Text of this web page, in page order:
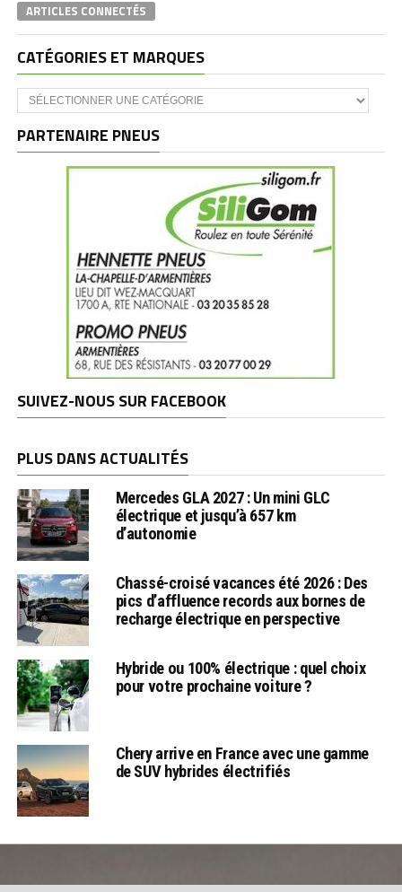
ARTICLES CONNECTÉS
CATÉGORIES ET MARQUES
Catégories
et
PARTENAIRE PNEUS
SUIVEZ-NOUS SUR FACEBOOK
PLUS DANS ACTUALITÉS
Mercedes GLA 2027 : Un mini GLC
électrique et jusqu’à 657 km
d’autonomie
Chassé-croisé vacances été 2026 : Des
pics d’affluence records aux bornes de
recharge électrique en perspective
Hybride ou 100% électrique : quel choix
pour votre prochaine voiture ?
Chery arrive en France avec une gamme
de SUV hybrides électrifiés